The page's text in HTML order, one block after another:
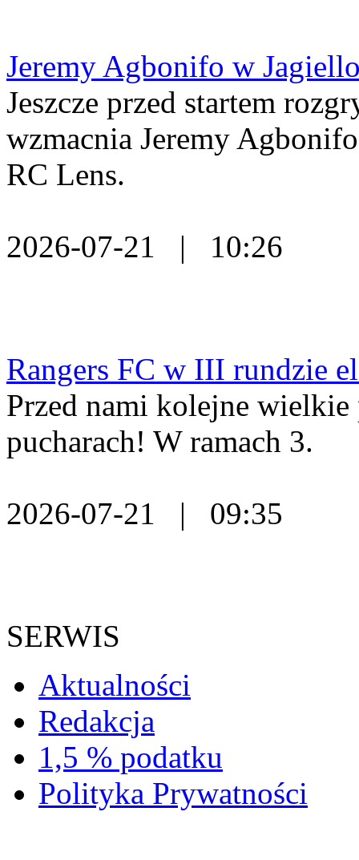
Jeremy Agbonifo w
Jeszcze przed startem
wzmacnia Jeremy
RC Lens.
2026-07-21 | 10:26
Rangers FC w III rundzie
Przed nami kolejne
pucharach! W ramach 3.
2026-07-21 | 09:35
SERWIS
Aktualności
Redakcja
1,5 % podatku
Polityka Prywatności